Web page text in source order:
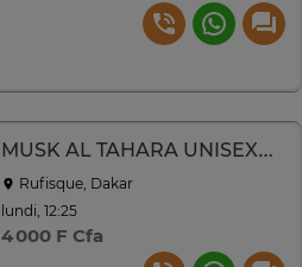
MUSK AL TAHARA UNISEXE(H&F)
Rufisque, Dakar
lundi, 12:25
4 000 F Cfa